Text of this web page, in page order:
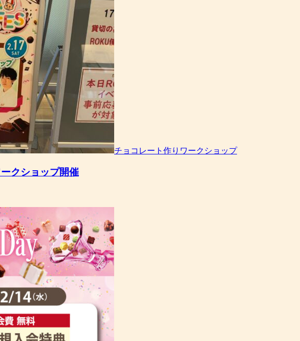
チョコレート作りワークショップ
クショップ開催